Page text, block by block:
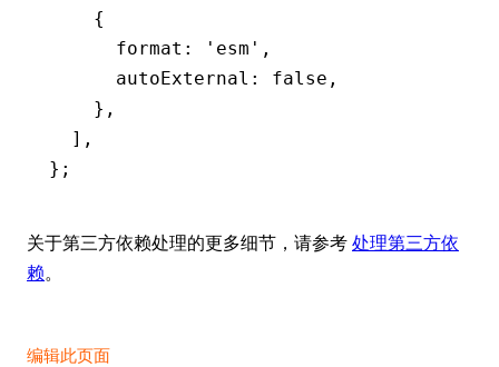
    {
      format
: 'esm' ,
      autoExternal
: false ,
    }
,
  ]
,
};
关于第三方依赖处理的更多细节，请参考处理第三方依
赖。
编辑此页面